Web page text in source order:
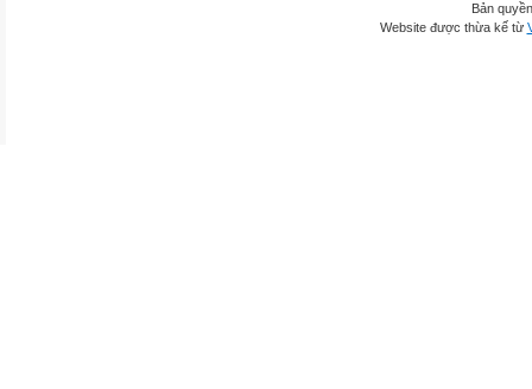
Bản
Website được thừa kế từ